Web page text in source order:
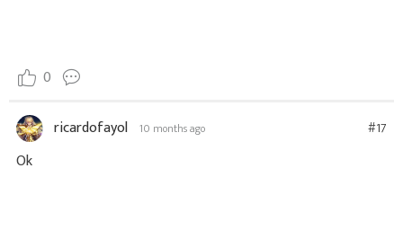
0
ricardofayol 10 months ago #17
Ok